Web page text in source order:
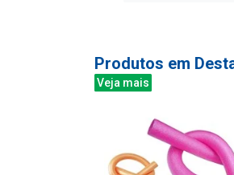
Produtos em
Veja mais